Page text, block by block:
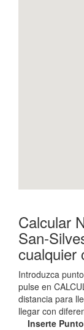
Calcular
San-
cualquier
Introduzca
pulse en
distancia para
llegar con
Inserte